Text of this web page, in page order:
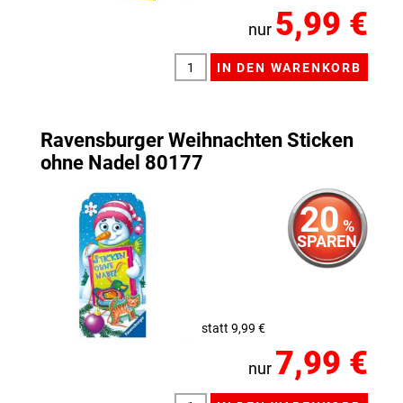
nur 5,99 €
Ravensburger Weihnachten Sticken
ohne Nadel 80177
20 %
SPAREN
statt 9,99 €
nur 7,99 €